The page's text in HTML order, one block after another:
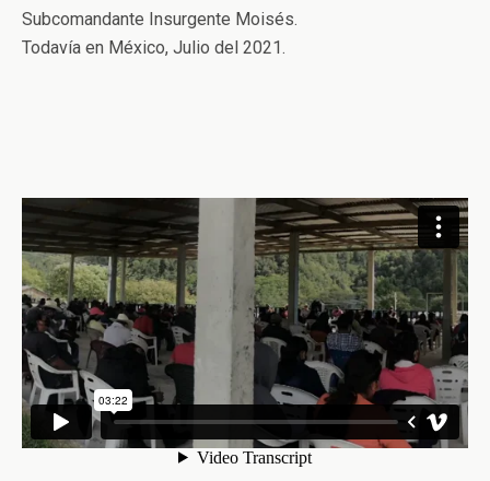
Subcomandante Insurgente Moisés.
Todavía en México, Julio del 2021.